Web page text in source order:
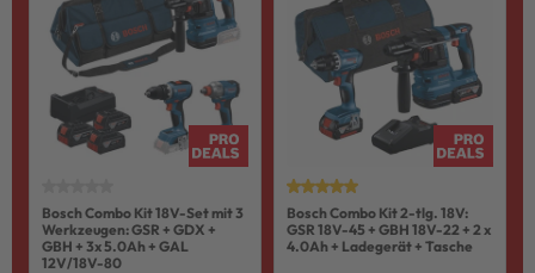
Bosch Combo Kit 18V-Set mit 3
Werkzeugen: GSR + GDX +
GBH + 3x 5.0Ah + GAL
12V/18V-80
Bosch Combo Kit 2-tlg. 18V:
GSR 18V-45 + GBH 18V-22 + 2 x
4.0Ah + Ladegerät + Tasche